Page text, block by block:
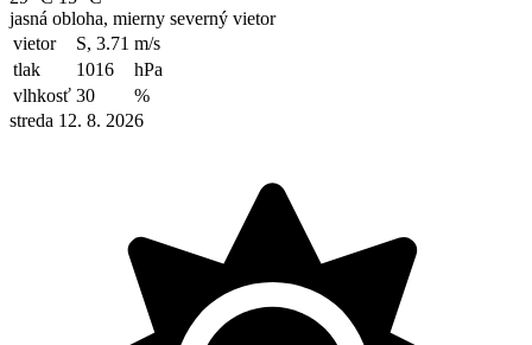
jasná obloha, mierny severný vietor
vietor
S, 3.71 m/s
tlak
1016
hPa
vlhkosť 30
%
streda 12. 8. 2026